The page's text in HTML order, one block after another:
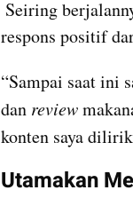
respons positif
“Sampai saat ini
dan review
konten saya
Utamakan